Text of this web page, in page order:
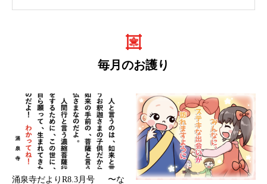
毎月のお護り
涌泉寺だよりR8.3月号 〜な